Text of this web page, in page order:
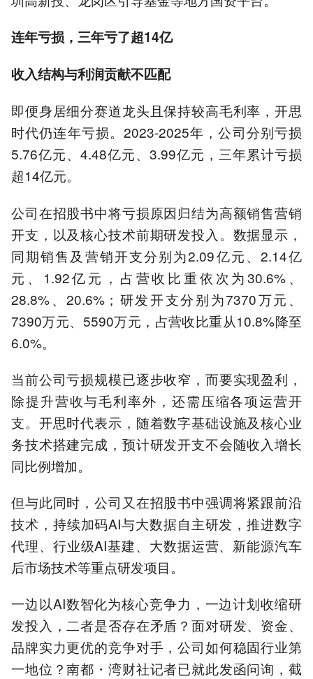
连年亏损，三年亏了超14亿
收入结构与利润贡献不匹配
即便身居细分赛道龙头且保持较高毛利率，开思
时代仍连年亏损。2023-2025年，公司分别亏损
5.76亿元、4.48亿元、3.99亿元，三年累计亏损
超14亿元。
公司在招股书中将亏损原因归结为高额销售营销
开支，以及核心技术前期研发投入。数据显示，
同期销售及营销开支分别为2.09亿元、2.14亿
元、1.92亿元，占营收比重依次为30.6%、
28.8%、20.6%；研发开支分别为7370万元、
7390万元、5590万元，占营收比重从10.8%降至
6.0%。
当前公司亏损规模已逐步收窄，而要实现盈利，
除提升营收与毛利率外，还需压缩各项运营开
支。开思时代表示，随着数字基础设施及核心业
务技术搭建完成，预计研发开支不会随收入增长
同比例增加。
但与此同时，公司又在招股书中强调将紧跟前沿
技术，持续加码AI与大数据自主研发，推进数字
代理、行业级AI基建、大数据运营、新能源汽车
后市场技术等重点研发项目。
一边以AI数智化为核心竞争力，一边计划收缩研
发投入，二者是否存在矛盾？面对研发、资金、
品牌实力更优的竞争对手，公司如何稳固行业第
一地位？南都・湾财社记者已就此发函问询，截